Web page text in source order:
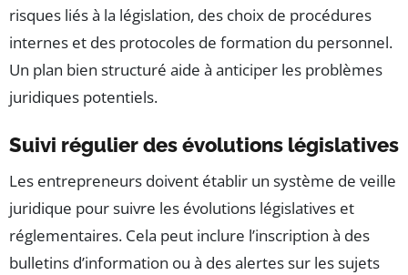
risques liés à la législation, des choix de procédures
internes et des protocoles de formation du personnel.
Un plan bien structuré aide à anticiper les problèmes
juridiques potentiels.
Suivi régulier des évolutions législatives
Les entrepreneurs doivent établir un système de veille
juridique pour suivre les évolutions législatives et
réglementaires. Cela peut inclure l’inscription à des
bulletins d’information ou à des alertes sur les sujets